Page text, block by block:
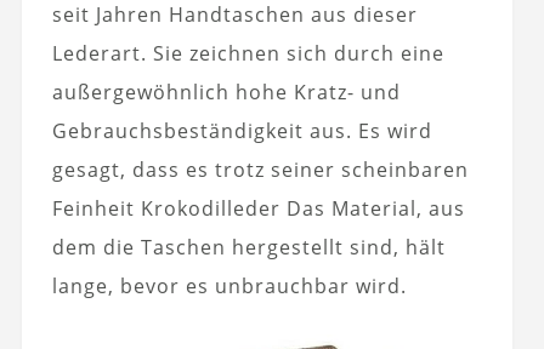
seit Jahren Handtaschen aus dieser
Lederart. Sie zeichnen sich durch eine
außergewöhnlich hohe Kratz- und
Gebrauchsbeständigkeit aus. Es wird
gesagt, dass es trotz seiner scheinbaren
Feinheit Krokodilleder Das Material, aus
dem die Taschen hergestellt sind, hält
lange, bevor es unbrauchbar wird.